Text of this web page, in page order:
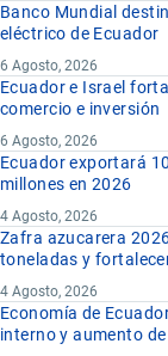
Banco Mundial
eléctrico de Ecuador
6 Agosto, 2026
Ecuador e Israel
comercio e inversión
6 Agosto, 2026
Ecuador exportará
millones en 2026
4 Agosto, 2026
Zafra azucarera
toneladas y
4 Agosto, 2026
Economía de
interno y aumento